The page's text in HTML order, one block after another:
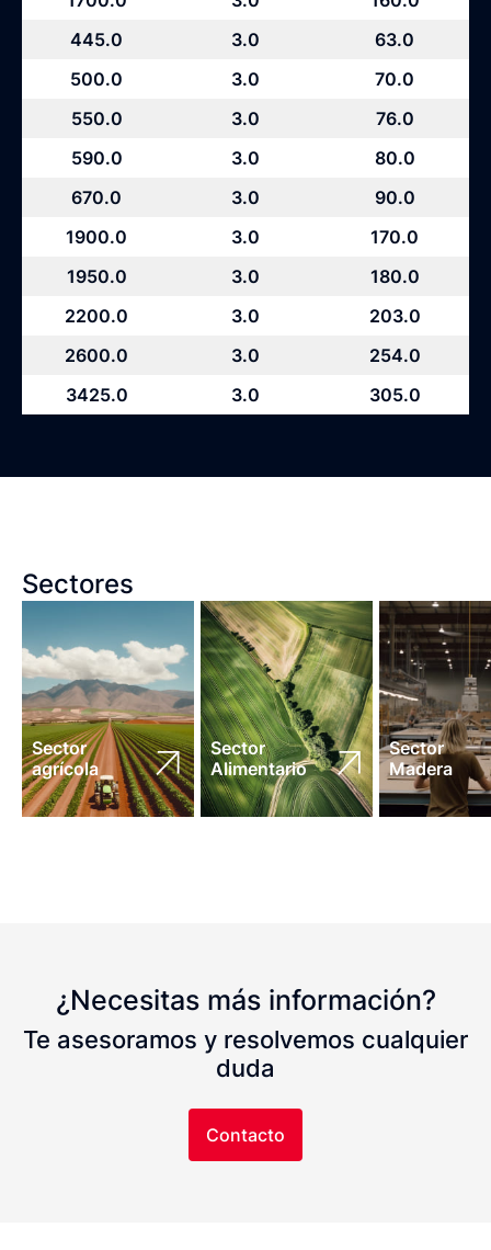
445.0
3.0
63.0
500.0
3.0
70.0
550.0
3.0
76.0
590.0
3.0
80.0
670.0
3.0
90.0
1900.0
3.0
170.0
1950.0
3.0
180.0
2200.0
3.0
203.0
2600.0
3.0
254.0
3425.0
3.0 305.0
Sectores
Sector
agrícola
Sector
Alimentario
Sector
Madera
¿Necesitas más información?
Te asesoramos y resolvemos cualquier
duda
Contacto